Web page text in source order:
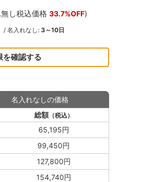
し税込価格 33.7%OFF)
/ 名入れなし: 3～10日
を確認する
名入れなしの価格
総額（税込）
65,195円
99,450円
127,800円
154,740円